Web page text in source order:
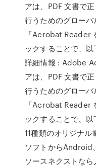
アは、PDF 文書で
行うためのグローバ
「Acrobat Reader
ックすることで、
詳細情報 : Adobe
アは、PDF 文書で
行うためのグローバ
「Acrobat Reader
ックすることで、
11種類のオリジナ
ソフトからAndroid
ソースネクストな